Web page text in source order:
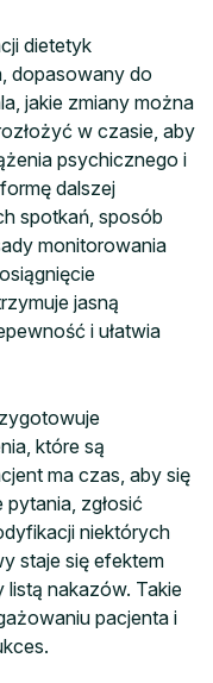
dietetyk
dopasowany do
jakie zmiany można
w czasie, aby
psychicznego i
dalszej
spotkań, sposób
monitorowania
jasną
i ułatwia
które są
ma czas, aby się
zgłosić
niektórych
staje się efektem
listą nakazów. Takie
pacjenta i